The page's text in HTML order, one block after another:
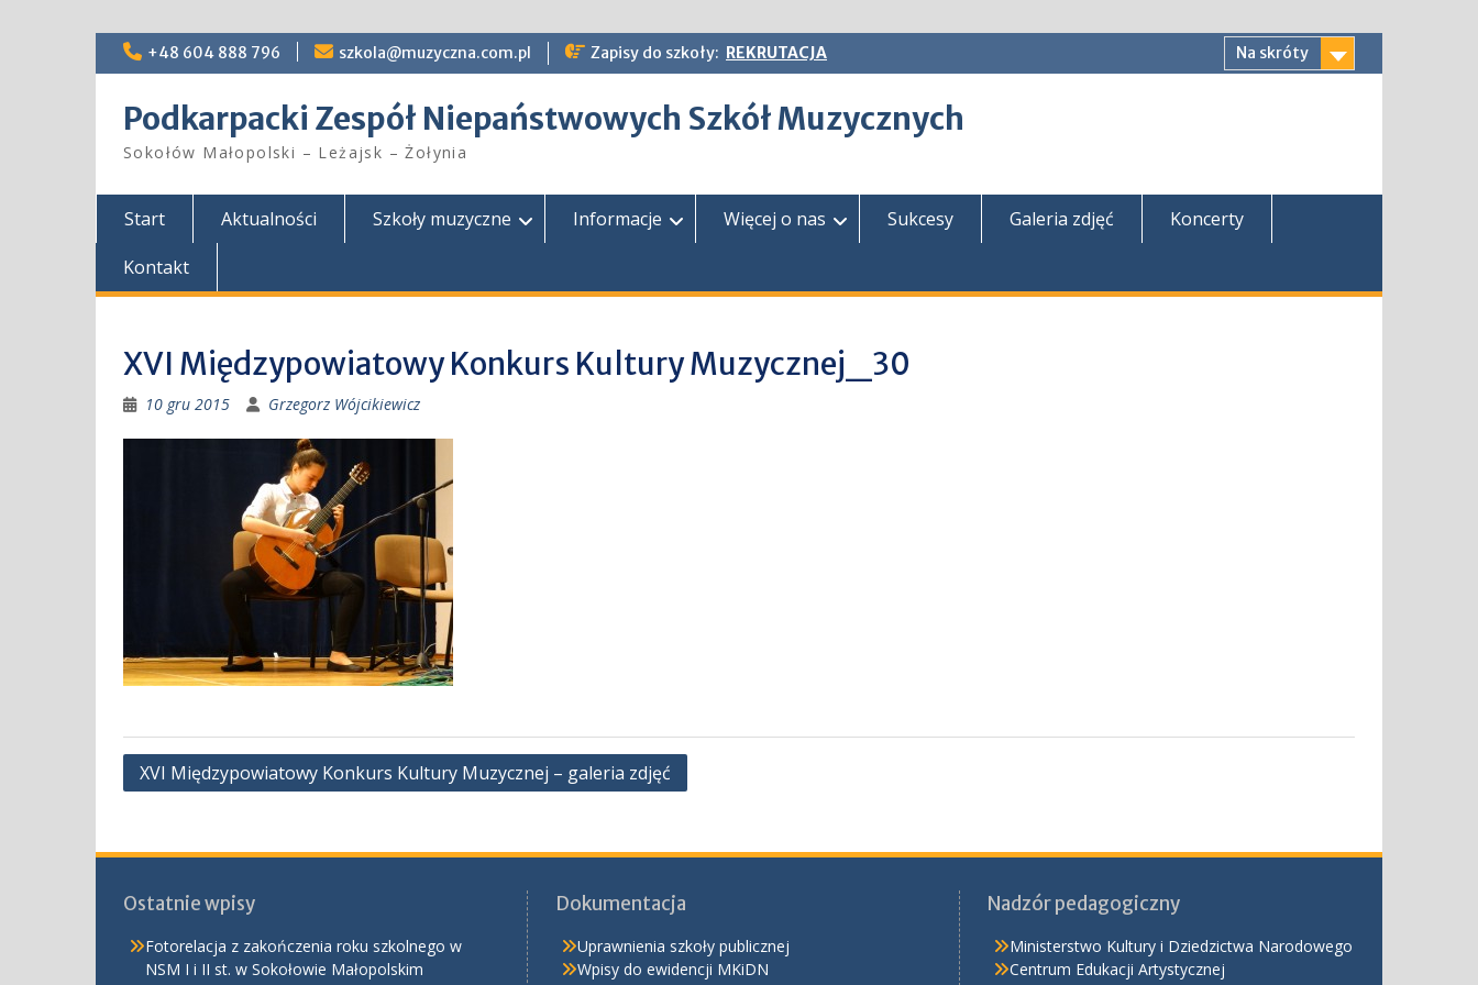
Skip
+48 604 888 796 szkola@muzyczna.com.pl Zapisy do szkoły: REKRUTACJA Na skróty
Podkarpacki Zespół Niepaństwowych Szkół Muzycznych
Sokołów Małopolski – Leżajsk – Żołynia
Start Aktualności Szkoły muzyczne Informacje Więcej o nas Sukcesy Galeria zdjęć
Koncerty
Kontakt
XVI Międzypowiatowy Konkurs Kultury Muzycznej_30
10 gru 2015 Grzegorz Wójcikiewicz
Nawigacja
XVI Międzypowiatowy Konkurs Kultury Muzycznej – galeria zdjęć
Ostatnie wpisy
Fotorelacja z zakończenia roku szkolnego w
NSM I i II st. w Sokołowie Małopolskim
Dokumentacja
Uprawnienia szkoły publicznej
Wpisy do ewidencji MKiDN
Nadzór pedagogiczny
Ministerstwo Kultury i Dziedzictwa Narodowego
Centrum Edukacji Artystycznej